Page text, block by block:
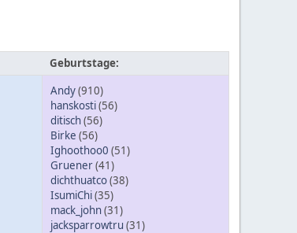
Geburtstage:
Andy(910)
hanskosti(56)
ditisch(56)
Birke (56)
Ighoothoo0 (51)
Gruener(41)
dichthuatco(38)
IsumiChi(35)
mack_john(31)
jacksparrowtru (31)